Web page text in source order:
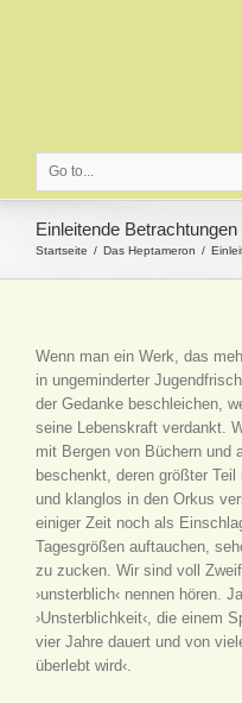
Go to...
Einleitende Betrachtungen
Startseite Das Heptameron
Wenn man ein Werk, das
in ungeminderter
der Gedanke beschleichen,
seine Lebenskraft verdankt.
mit Bergen von Büchern und
beschenkt, deren größter
und klanglos in den Orkus
einiger Zeit noch als
Tagesgrößen auftauchen,
zu zucken. Wir sind voll
›unsterblich‹ nennen hören.
›Unsterblichkeit‹, die einem
vier Jahre dauert und von
überlebt wird‹.